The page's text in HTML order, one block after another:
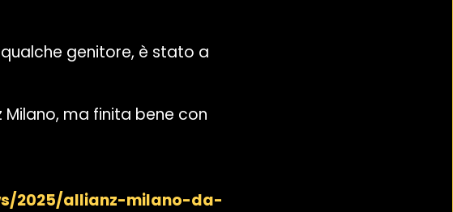
genitore, è stato a
ma finita bene con
2025/allianz-milano-da-